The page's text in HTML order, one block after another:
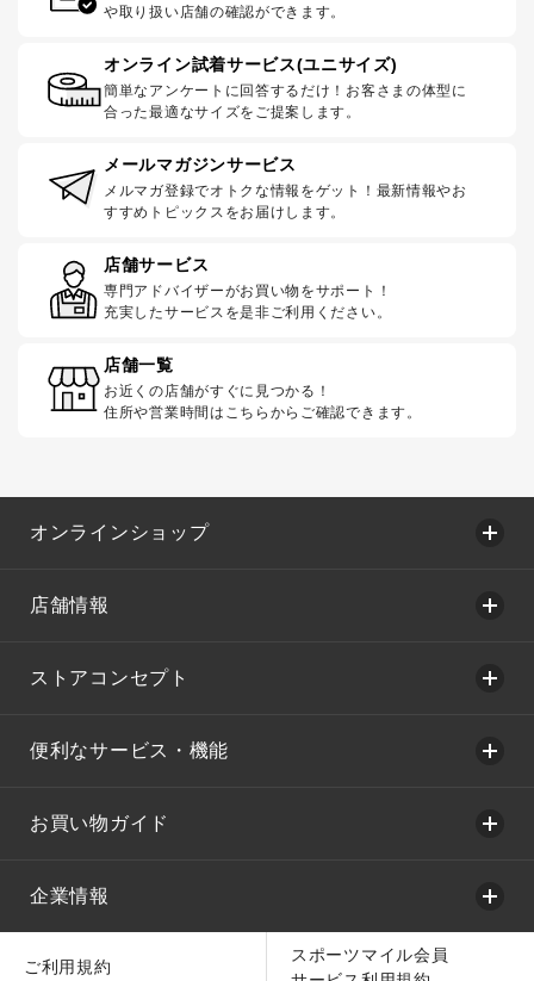
や取り扱い店舗の確認ができます。
オンライン試着サービス(ユニサイズ)
簡単なアンケートに回答するだけ！お客さまの体型に
合った最適なサイズをご提案します。
メールマガジンサービス
メルマガ登録でオトクな情報をゲット！最新情報やお
すすめトピックスをお届けします。
店舗サービス
専門アドバイザーがお買い物をサポート！
充実したサービスを是非ご利用ください。
店舗一覧
お近くの店舗がすぐに見つかる！
住所や営業時間はこちらからご確認できます。
オンラインショップ
店舗情報
ストアコンセプト
便利なサービス・機能
お買い物ガイド
企業情報
ご利用規約
スポーツマイル会員